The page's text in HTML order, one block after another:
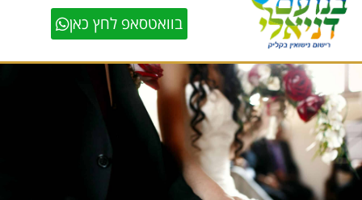
בוואטסאפ לחץ כאן